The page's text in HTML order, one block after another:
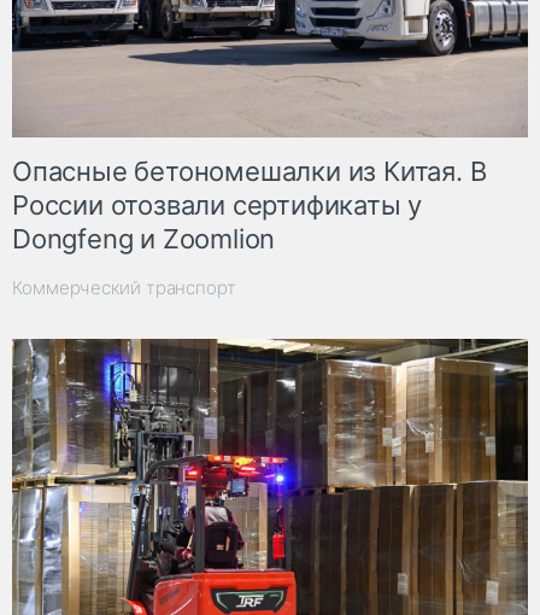
Опасные бетономешалки из Китая. В
России отозвали сертификаты у
Dongfeng и Zoomlion
Коммерческий транспорт